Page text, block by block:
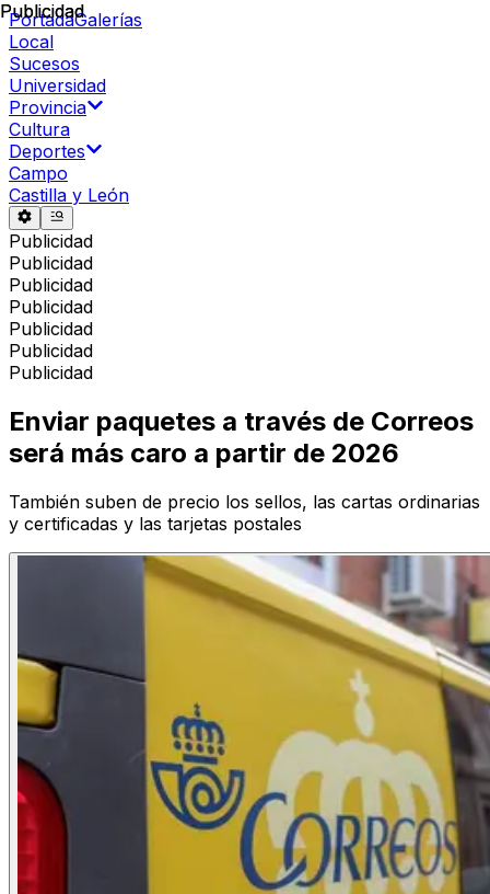
PortadaGalerías
Local
Sucesos
Universidad
Provincia
Cultura
Deportes
Campo
Castilla y León
Publicidad
Publicidad
Publicidad
Publicidad
Publicidad
Publicidad
Publicidad
Publicidad
Enviar paquetes a través de Correos
será más caro a partir de 2026
También suben de precio los sellos, las cartas ordinarias
y certificadas y las tarjetas postales
Publicidad